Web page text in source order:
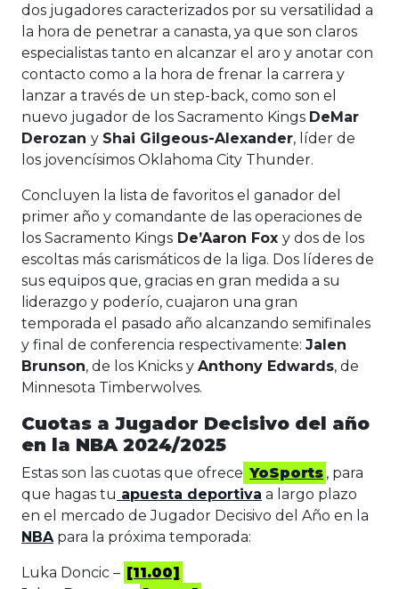
dos jugadores caracterizados por su versatilidad a
la hora de penetrar a canasta, ya que son claros
especialistas tanto en alcanzar el aro y anotar con
contacto como a la hora de frenar la carrera y
lanzar a través de un step-back, como son el
nuevo jugador de los Sacramento Kings DeMar
Derozan y Shai Gilgeous-Alexander, líder de
los jovencísimos Oklahoma City Thunder.
Concluyen la lista de favoritos el ganador del
primer año y comandante de las operaciones de
los Sacramento Kings De’Aaron Fox y dos de los
escoltas más carismáticos de la liga. Dos líderes de
sus equipos que, gracias en gran medida a su
liderazgo y poderío, cuajaron una gran
temporada el pasado año alcanzando semifinales
y final de conferencia respectivamente: Jalen
Brunson, de los Knicks y Anthony Edwards, de
Minnesota Timberwolves.
Cuotas a Jugador Decisivo del año
en la NBA 2024/2025
Estas son las cuotas que ofrece YoSports , para
que hagas tu apuesta deportiva a largo plazo
en el mercado de Jugador Decisivo del Año en la
NBApara la próxima temporada:
Luka Doncic – [11.00]